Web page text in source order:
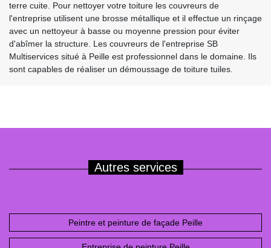
terre cuite. Pour nettoyer votre toiture les couvreurs de
l'entreprise utilisent une brosse métallique et il effectue un rinçage
avec un nettoyeur à basse ou moyenne pression pour éviter
d'abîmer la structure. Les couvreurs de l'entreprise SB
Multiservices situé à Peille est professionnel dans le domaine. Ils
sont capables de réaliser un démoussage de toiture tuiles.
Autres services
Peintre et peinture de façade Peille